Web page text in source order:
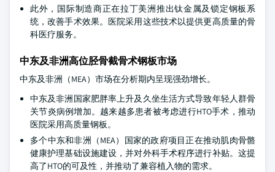
此外，国际制造商正在拉丁美洲推出钛金属及锁定钢板系
统，改善手术效果。医院采用这些技术以提供更高质量的骨
科医疗服务。
中东及非洲高位胫骨截骨术钢板市场
中东及非洲（MEA）市场在分析期内呈现强劲增长。
中东及非洲国家肥胖率上升及久坐生活方式导致年轻人群骨
关节炎病例增加。越来越多患者被考虑进行HTO手术，推动
医院采用高质量钢板。
多个中东和非洲（MEA）国家的政府项目正在推动肌肉骨骼
健康护理基础设施建设，并对外科手术程序进行补贴。这提
高了HTO的可及性，并推动了兼容植入物的需求。